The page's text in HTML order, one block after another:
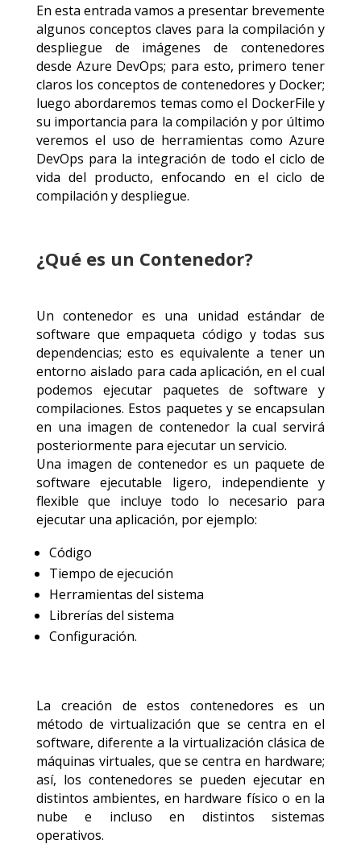
En esta entrada vamos a presentar brevemente
algunos conceptos claves para la compilación y
despliegue de imágenes de contenedores
desde Azure DevOps; para esto, primero tener
claros los conceptos de contenedores y Docker;
luego abordaremos temas como el DockerFile y
su importancia para la compilación y por último
veremos el uso de herramientas como Azure
DevOps para la integración de todo el ciclo de
vida del producto, enfocando en el ciclo de
compilación y despliegue.
¿Qué es un Contenedor?
Un contenedor es una unidad estándar de
software que empaqueta código y todas sus
dependencias; esto es equivalente a tener un
entorno aislado para cada aplicación, en el cual
podemos ejecutar paquetes de software y
compilaciones. Estos paquetes y se encapsulan
en una imagen de contenedor la cual servirá
posteriormente para ejecutar un servicio.
Una imagen de contenedor es un paquete de
software ejecutable ligero, independiente y
flexible que incluye todo lo necesario para
ejecutar una aplicación, por ejemplo:
Código
Tiempo de ejecución
Herramientas del sistema
Librerías del sistema
Configuración.
La creación de estos contenedores es un
método de virtualización que se centra en el
software, diferente a la virtualización clásica de
máquinas virtuales, que se centra en hardware;
así, los contenedores se pueden ejecutar en
distintos ambientes, en hardware físico o en la
nube e incluso en distintos sistemas
operativos.